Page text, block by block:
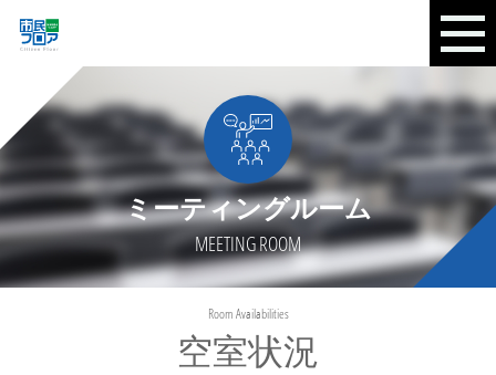
ミーティングルーム
MEETING ROOM
空室状況
Room Availabilities